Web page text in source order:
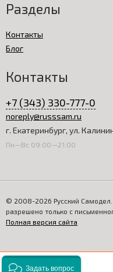
Разделы
Контакты
Блог
Контакты
+7 (343) 330-777-0
noreply@russsam.ru
г. Екатеринбург, ул.
Пн—Вс 09:00—21:00
© 2008-2026 Русский
разрешено только с
Полная версия сайта
Задать вопрос